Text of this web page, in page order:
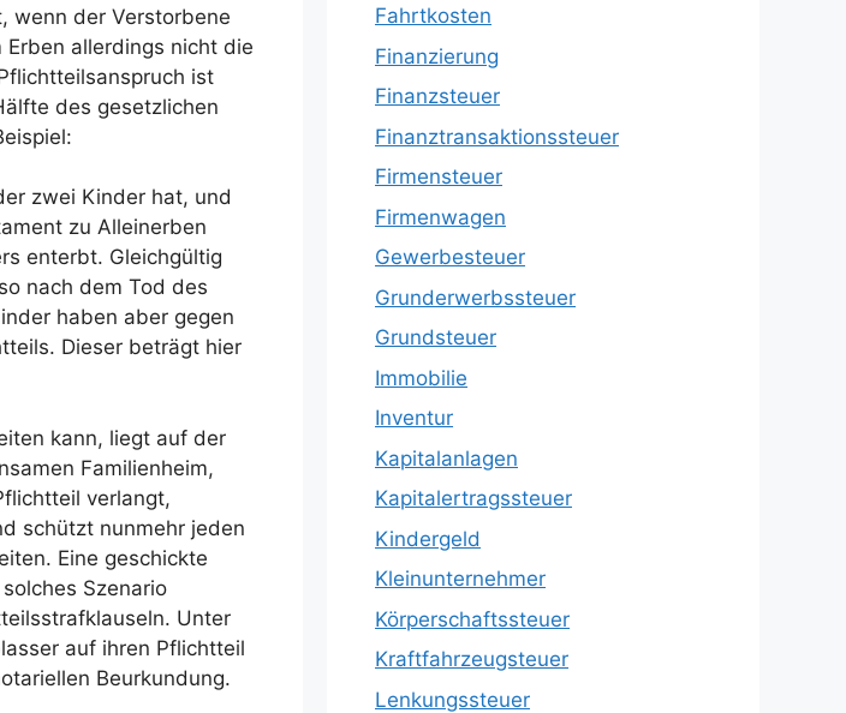
wenn der Verstorbene
allerdings nicht die
ist
des gesetzlichen
zwei Kinder hat, und
zu Alleinerben
enterbt. Gleichgültig
nach dem Tod des
haben aber gegen
Dieser beträgt hier
kann, liegt auf der
Familienheim,
verlangt,
schützt nunmehr jeden
Eine geschickte
Szenario
Unter
auf ihren Pflichtteil
Beurkundung.
Fahrtkosten
Finanzierung
Finanzsteuer
Finanztransaktionssteuer
Firmensteuer
Firmenwagen
Gewerbesteuer
Grunderwerbssteuer
Grundsteuer
Immobilie
Inventur
Kapitalanlagen
Kapitalertragssteuer
Kindergeld
Kleinunternehmer
Körperschaftssteuer
Kraftfahrzeugsteuer
Lenkungssteuer